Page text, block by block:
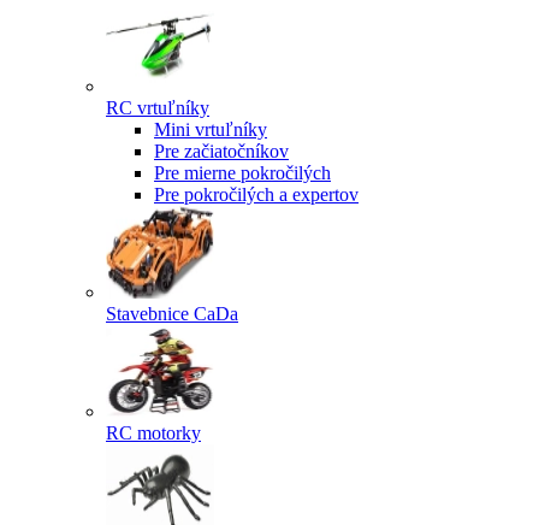
RC vrtuľníky
Mini vrtuľníky
Pre začiatočníkov
Pre mierne pokročilých
Pre pokročilých a expertov
Stavebnice CaDa
RC motorky